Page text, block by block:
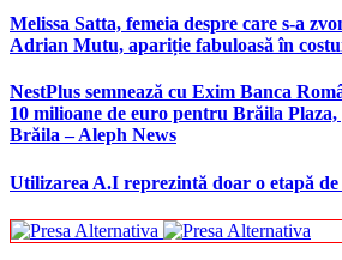
Melissa Satta, femeia despre care s-a
Adrian Mutu, apariție fabuloasă în
NestPlus semnează cu Exim Banca
10 milioane de euro pentru Brăila
Brăila – Aleph News
Utilizarea A.I reprezintă doar o etapă